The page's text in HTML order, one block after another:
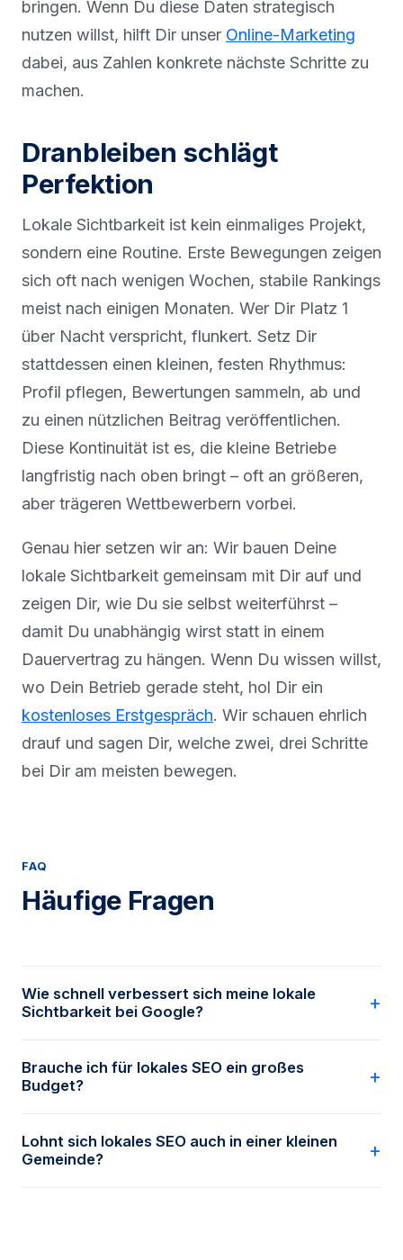
bringen. Wenn Du diese Daten strategisch
nutzen willst, hilft Dir unser Online-Marketing
dabei, aus Zahlen konkrete nächste Schritte zu
machen.
Dranbleiben schlägt
Perfektion
Lokale Sichtbarkeit ist kein einmaliges Projekt,
sondern eine Routine. Erste Bewegungen zeigen
sich oft nach wenigen Wochen, stabile Rankings
meist nach einigen Monaten. Wer Dir Platz 1
über Nacht verspricht, flunkert. Setz Dir
stattdessen einen kleinen, festen Rhythmus:
Profil pflegen, Bewertungen sammeln, ab und
zu einen nützlichen Beitrag veröffentlichen.
Diese Kontinuität ist es, die kleine Betriebe
langfristig nach oben bringt – oft an größeren,
aber trägeren Wettbewerbern vorbei.
Genau hier setzen wir an: Wir bauen Deine
lokale Sichtbarkeit gemeinsam mit Dir auf und
zeigen Dir, wie Du sie selbst weiterführst –
damit Du unabhängig wirst statt in einem
Dauervertrag zu hängen. Wenn Du wissen willst,
wo Dein Betrieb gerade steht, hol Dir ein
kostenloses Erstgespräch. Wir schauen ehrlich
drauf und sagen Dir, welche zwei, drei Schritte
bei Dir am meisten bewegen.
FAQ
Häufige Fragen
Wie schnell verbessert sich meine lokale
Sichtbarkeit bei Google?
kann schon nach wenigen Wochen Wirkung zeigen.
Stabile Rankings für umkämpftere Suchbegriffe
Pflege.
Brauche ich für lokales SEO ein großes
Budget?
Unternehmensprofil, Bewertungen, konsistente
Daten und eine saubere Website – sind vor allem
Lohnt sich lokales SEO auch in einer kleinen
Gemeinde?